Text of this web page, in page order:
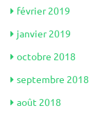
février 2019
janvier 2019
octobre 2018
septembre 2018
août 2018